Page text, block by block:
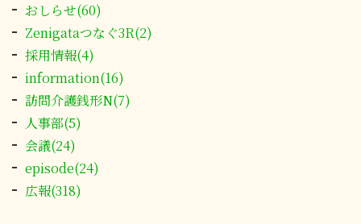
おしらせ(60)
Zenigataつなぐ3R(2)
採用情報(4)
information(16)
訪問介護銭形N(7)
人事部(5)
会議(24)
episode(24)
広報(318)